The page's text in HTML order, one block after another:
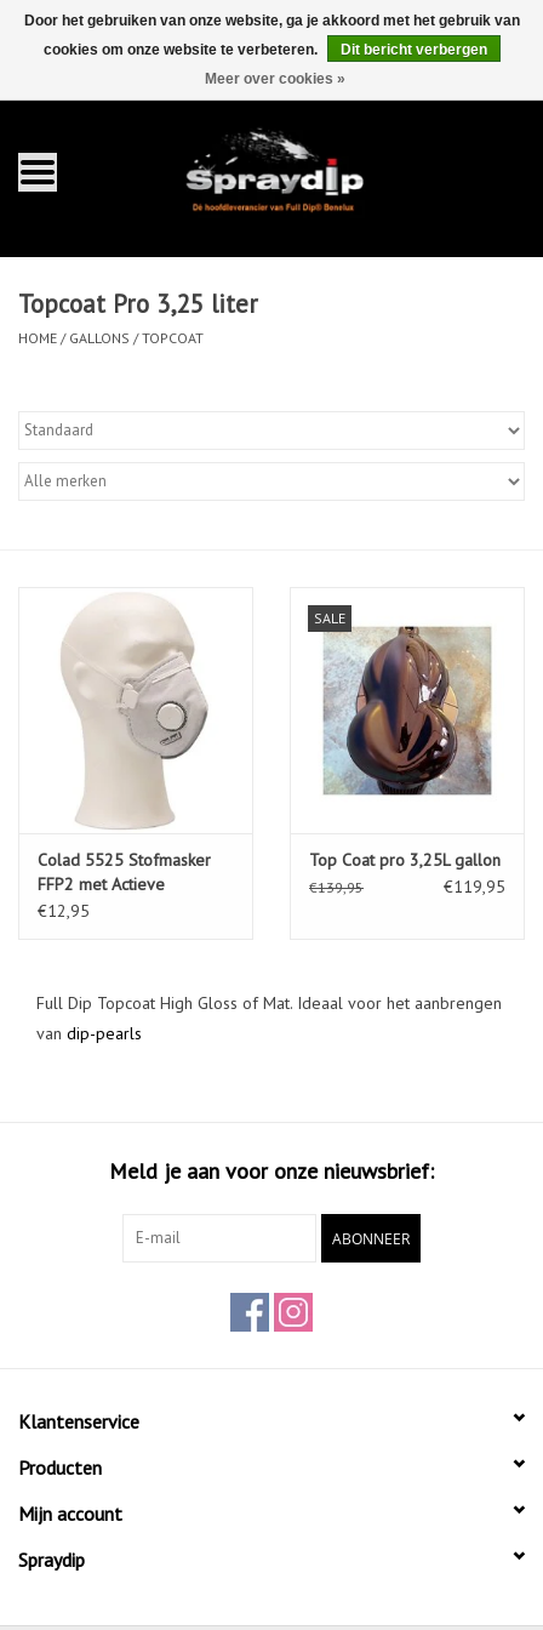
0 Artikelen - €0,00
Gallons
Sprays
Sets
Toebehoren
Topcoat Pro 3,25 liter
HOME / GALLONS /TOPCOAT
Colad 5525 Stofmasker
FFP2 met Actieve
Koolstoffilter
€12,95
SALE
Top Coat pro 3,25L gallon
€139,95 €119,95
Full Dip Topcoat High Gloss of Mat. Ideaal voor het aanbrengen
van dip-pearls
Meld je aan voor onze nieuwsbrief:
ABONNEER
Klantenservice
Producten
Mijn account
Spraydip
Door het gebruiken van onze website, ga je akkoord met het gebruik van
cookies om onze website te verbeteren.
Dit bericht verbergen
Meer over cookies »